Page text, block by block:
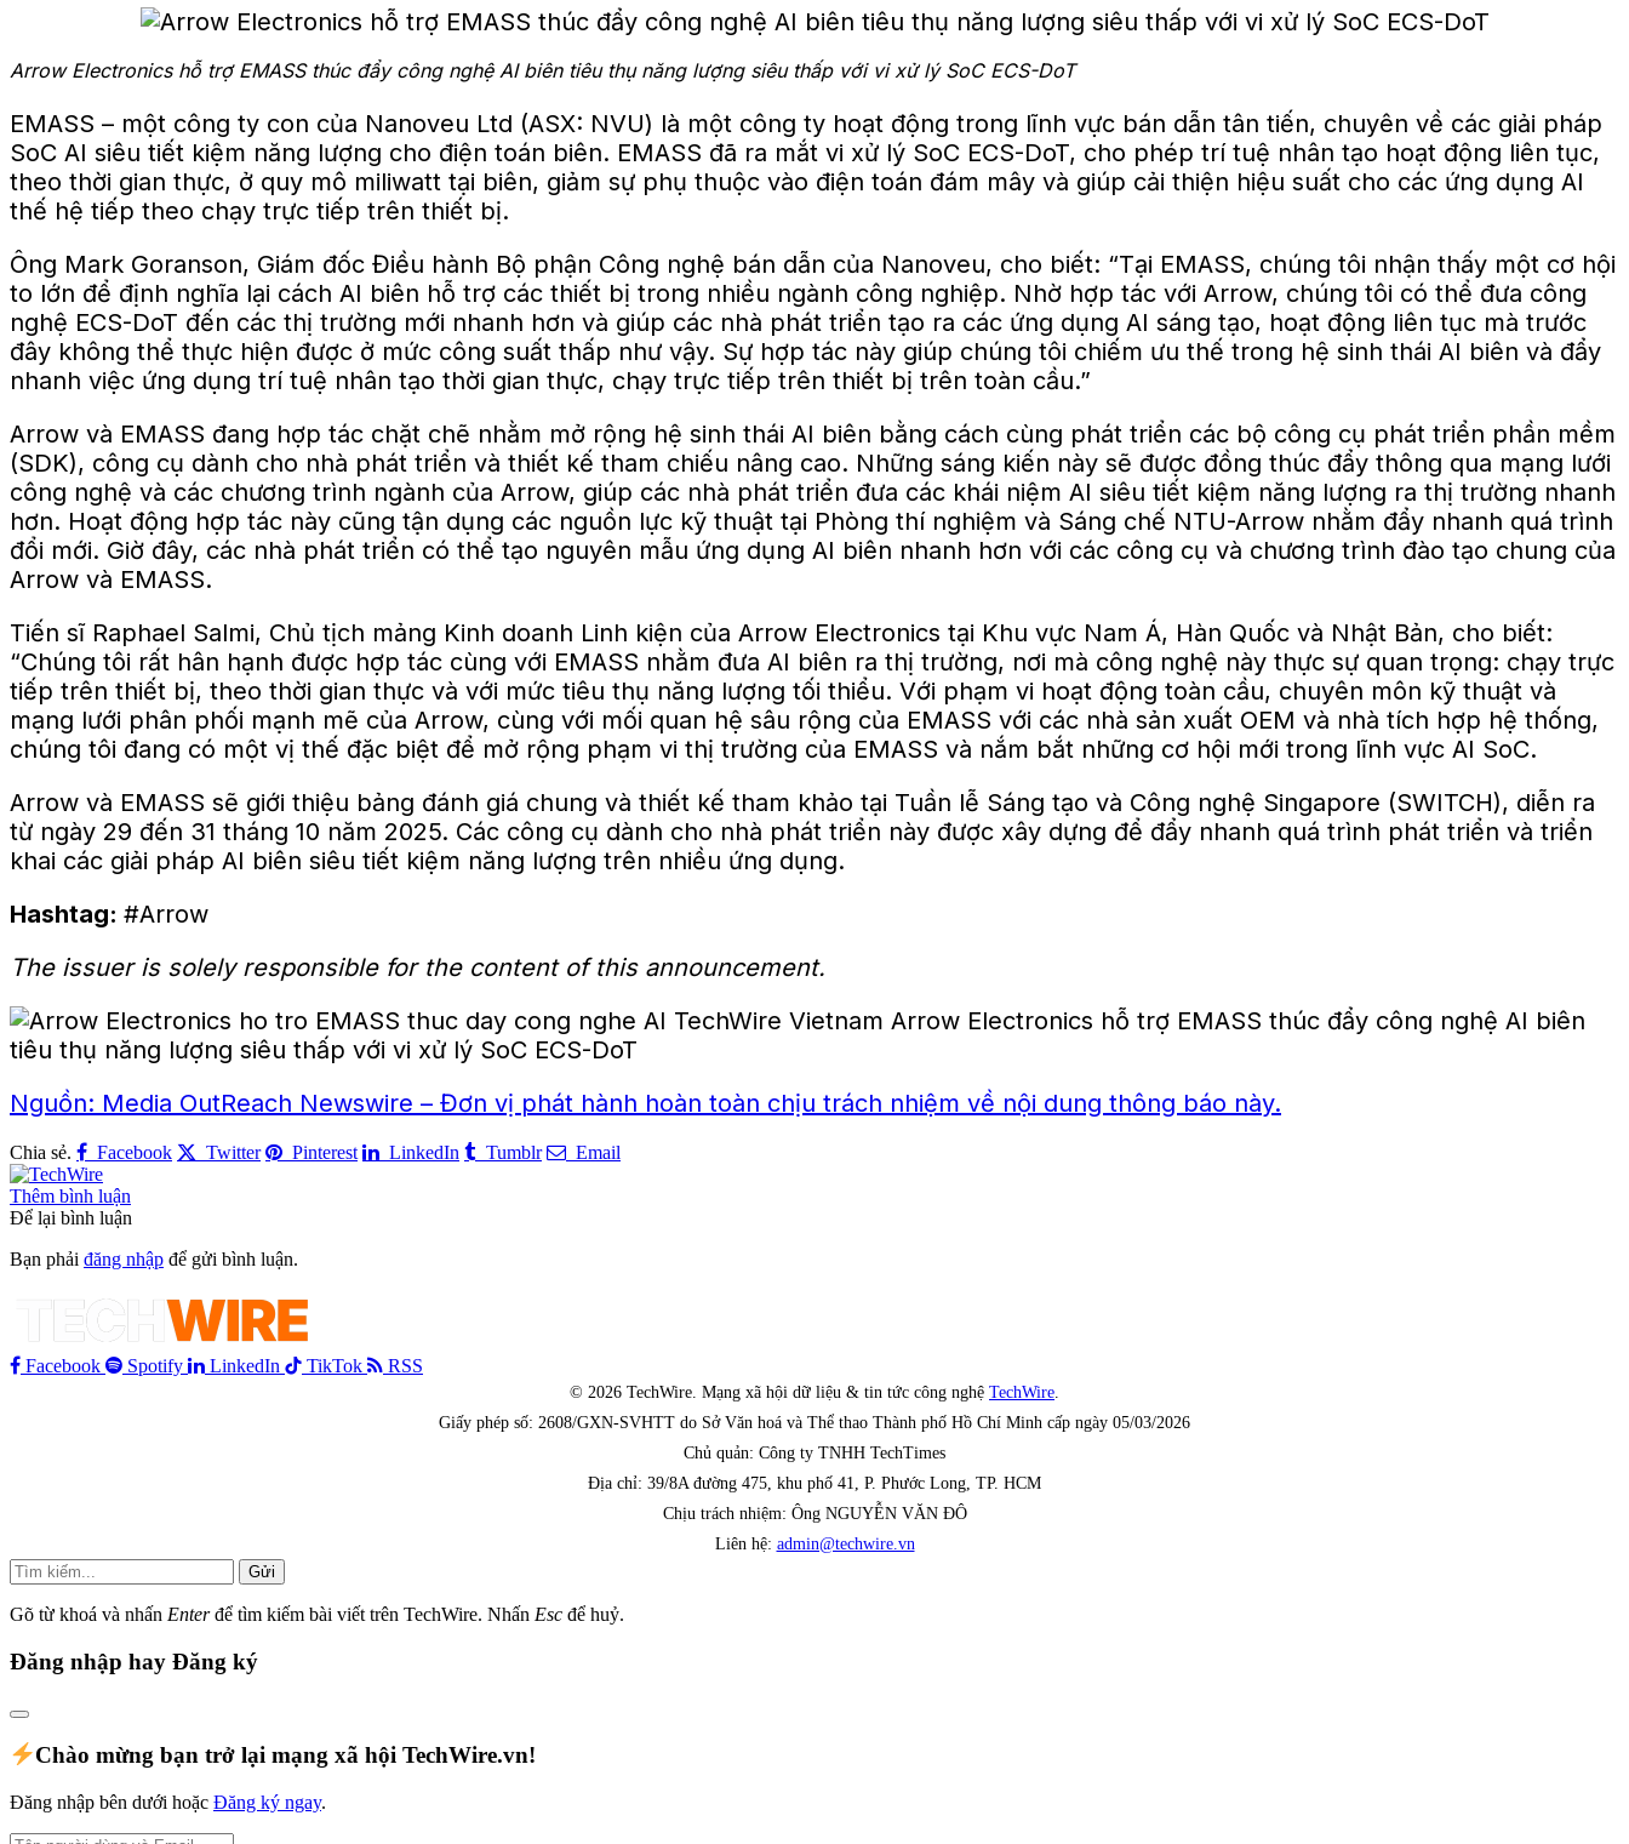
Arrow Electronics hỗ trợ EMASS thúc đẩy công nghệ AI biên tiêu thụ năng lượng siêu thấp với vi xử lý SoC ECS-DoT
EMASS – một công ty con của Nanoveu Ltd (ASX: NVU) là một công ty hoạt động trong lĩnh vực bán dẫn tân tiến, chuyên về các giải pháp
SoC AI siêu tiết kiệm năng lượng cho điện toán biên. EMASS đã ra mắt vi xử lý SoC ECS-DoT, cho phép trí tuệ nhân tạo hoạt động liên tục,
theo thời gian thực, ở quy mô miliwatt tại biên, giảm sự phụ thuộc vào điện toán đám mây và giúp cải thiện hiệu suất cho các ứng dụng AI
thế hệ tiếp theo chạy trực tiếp trên thiết bị.
Ông Mark Goranson, Giám đốc Điều hành Bộ phận Công nghệ bán dẫn của Nanoveu, cho biết: “Tại EMASS, chúng tôi nhận thấy một cơ hội
to lớn để định nghĩa lại cách AI biên hỗ trợ các thiết bị trong nhiều ngành công nghiệp. Nhờ hợp tác với Arrow, chúng tôi có thể đưa công
nghệ ECS-DoT đến các thị trường mới nhanh hơn và giúp các nhà phát triển tạo ra các ứng dụng AI sáng tạo, hoạt động liên tục mà trước
đây không thể thực hiện được ở mức công suất thấp như vậy. Sự hợp tác này giúp chúng tôi chiếm ưu thế trong hệ sinh thái AI biên và đẩy
nhanh việc ứng dụng trí tuệ nhân tạo thời gian thực, chạy trực tiếp trên thiết bị trên toàn cầu.”
Arrow và EMASS đang hợp tác chặt chẽ nhằm mở rộng hệ sinh thái AI biên bằng cách cùng phát triển các bộ công cụ phát triển phần mềm
(SDK), công cụ dành cho nhà phát triển và thiết kế tham chiếu nâng cao. Những sáng kiến ​​này sẽ được đồng thúc đẩy thông qua mạng lưới
công nghệ và các chương trình ngành của Arrow, giúp các nhà phát triển đưa các khái niệm AI siêu tiết kiệm năng lượng ra thị trường nhanh
hơn. Hoạt động hợp tác này cũng tận dụng các nguồn lực kỹ thuật tại Phòng thí nghiệm và Sáng chế NTU-Arrow nhằm đẩy nhanh quá trình
đổi mới. Giờ đây, các nhà phát triển có thể tạo nguyên mẫu ứng dụng AI biên nhanh hơn với các công cụ và chương trình đào tạo chung của
Arrow và EMASS.
Tiến sĩ Raphael Salmi, Chủ tịch mảng Kinh doanh Linh kiện của Arrow Electronics tại Khu vực Nam Á, Hàn Quốc và Nhật Bản, cho biết:
“Chúng tôi rất hân hạnh được hợp tác cùng với EMASS nhằm đưa AI biên ra thị trường, nơi mà công nghệ này thực sự quan trọng: chạy trực
tiếp trên thiết bị, theo thời gian thực và với mức tiêu thụ năng lượng tối thiểu. Với phạm vi hoạt động toàn cầu, chuyên môn kỹ thuật và
mạng lưới phân phối mạnh mẽ của Arrow, cùng với mối quan hệ sâu rộng của EMASS với các nhà sản xuất OEM và nhà tích hợp hệ thống,
chúng tôi đang có một vị thế đặc biệt để mở rộng phạm vi thị trường của EMASS và nắm bắt những cơ hội mới trong lĩnh vực AI SoC.
Arrow và EMASS sẽ giới thiệu bảng đánh giá chung và thiết kế tham khảo tại Tuần lễ Sáng tạo và Công nghệ Singapore (SWITCH), diễn ra
từ ngày 29 đến 31 tháng 10 năm 2025. Các công cụ dành cho nhà phát triển này được xây dựng để đẩy nhanh quá trình phát triển và triển
khai các giải pháp AI biên siêu tiết kiệm năng lượng trên nhiều ứng dụng.
Hashtag: #Arrow
The issuer is solely responsible for the content of this announcement.
Nguồn: Media OutReach Newswire – Đơn vị phát hành hoàn toàn chịu trách nhiệm về nội dung thông báo này.
Chia sẻ. Facebook Twitter Pinterest LinkedIn Tumblr Email
Thêm bình luận
Để lại bình luận
Bạn phải đăng nhập để gửi bình luận.
Facebook Spotify LinkedIn TikTok RSS
© 2026 TechWire. Mạng xã hội dữ liệu & tin tức công nghệ TechWire
Giấy phép số: 2608/GXN-SVHTT do Sở Văn hoá và Thể thao Thành phố Hồ Chí Minh cấp ngày 05/03/2026
Chủ quản: Công ty TNHH TechTimes
Địa chỉ: 39/8A đường 475, khu phố 41, P. Phước Long, TP. HCM
Chịu trách nhiệm: Ông NGUYỄN VĂN ĐÔ
Liên hệ: admin@techwire.vn
Gửi
Gõ từ khoá và nhấn Enterđể tìm kiếm bài viết trên TechWire. Nhấn Esc để huỷ.
Đăng nhập hay Đăng ký
Chào mừng bạn trở lại mạng xã hội TechWire.vn!
Đăng nhập bên dưới hoặc Đăng ký ngay.